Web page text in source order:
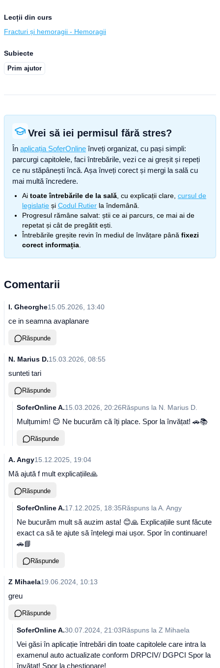
Lecții din curs
Fracturi și hemoragii - Hemoragii
Subiecte
Prim ajutor
Vrei să iei permisul fără stres?
În aplicația SoferOnline înveți organizat, cu pași simpli:
parcurgi capitolele, faci întrebările, vezi ce ai greșit și repeți
ce nu stăpânești încă. Așa înveți corect și mergi la sală cu
mai multă încredere.
Ai toate întrebările de la sală , cu explicații clare, cursul de
legislație și Codul Rutier la îndemână.
Progresul rămâne salvat: știi ce ai parcurs, ce mai ai de
repetat și cât de pregătit ești.
Întrebările greșite revin în mediul de învățare până fixezi
corect informația
Comentarii
I. Gheorghe15.05.2026, 13:40
ce in seamna avaplanare
Răspunde
N. Marius D.15.03.2026, 08:55
sunteti tari
Răspunde
SoferOnline A.15.03.2026, 20:26Răspuns la N. Marius D.
Mulțumim! 😊 Ne bucurăm că îți place. Spor la învățat! 🚗📚
Răspunde
A. Angy15.12.2025, 19:04
Mă ajută f mult explicațiile🙏
Răspunde
SoferOnline A.17.12.2025, 18:35Răspuns la A. Angy
Ne bucurăm mult să auzim asta! 😊🙏 Explicațiile sunt făcute
exact ca să te ajute să înțelegi mai ușor. Spor în continuare!
🚗📘
Răspunde
Z Mihaela19.06.2024, 10:13
greu
Răspunde
SoferOnline A.30.07.2024, 21:03Răspuns la Z Mihaela
Vei găsi în aplicație întrebări din toate capitolele care intra la
examenul auto actualizate conform DRPCIV/ DGPCI Spor la
învățat! Spor la chestionare!